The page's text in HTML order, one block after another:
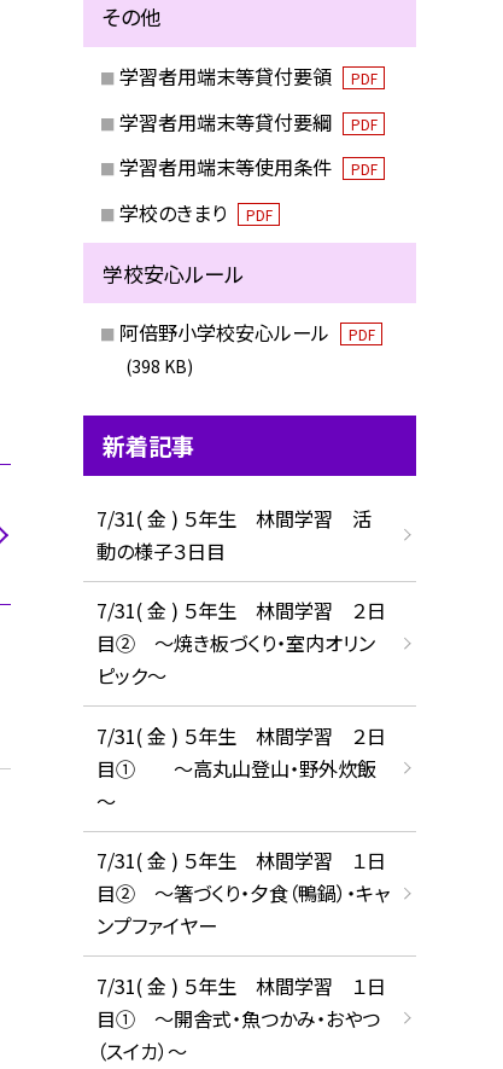
その他
学習者用端末等貸付要領 PDF
学習者用端末等貸付要綱 PDF
学習者用端末等使用条件 PDF
学校のきまり PDF
学校安心ルール
阿倍野小学校安心ルール PDF
(398 KB)
新着記事
7/31( 金 ) ５年生 林間学習 活
動の様子３日目
7/31( 金 ) ５年生 林間学習 ２日
目② ～焼き板づくり・室内オリン
ピック～
7/31( 金 ) ５年生 林間学習 ２日
目① ～高丸山登山・野外炊飯
～
7/31( 金 ) ５年生 林間学習 １日
目② ～箸づくり・夕食（鴨鍋）・キャ
ンプファイヤー
7/31( 金 ) ５年生 林間学習 １日
目① ～開舎式・魚つかみ・おやつ
（スイカ）～